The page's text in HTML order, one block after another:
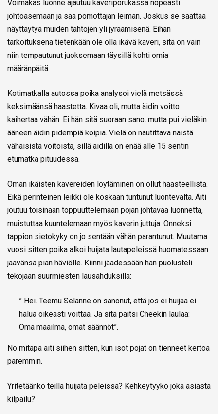
Voimakas luonne ajautuu kaveriporukassa nopeasti
johtoasemaan ja saa pomottajan leiman. Joskus se saattaa
näyttäytyä muiden tahtojen yli jyräämisenä. Eihän
tarkoituksena tietenkään ole olla ikävä kaveri, sitä on vain
niin tempautunut juoksemaan täysillä kohti omia
määränpäitä.
Kotimatkalla autossa poika analysoi vielä metsässä
keksimäänsä haastetta. Kivaa oli, mutta äidin voitto
kaihertaa vähän. Ei hän sitä suoraan sano, mutta pui vieläkin
ääneen äidin pidempiä koipia. Vielä on nautittava näistä
vähäisistä voitoista, sillä äidillä on enää alle 15 sentin
etumatka pituudessa.
Oman ikäisten kavereiden löytäminen on ollut haasteellista.
Eikä perinteinen leikki ole koskaan tuntunut luontevalta. Äiti
joutuu toisinaan toppuuttelemaan pojan johtavaa luonnetta,
muistuttaa kuuntelemaan myös kaverin juttuja. Onneksi
tappion sietokyky on jo sentään vähän parantunut. Muutama
vuosi sitten poika alkoi huijata lautapeleissä huomatessaan
jäävänsä pian häviölle. Kiinni jäädessään hän puolusteli
tekojaan suurmiesten lausahduksilla:
” Hei, Teemu Selänne on sanonut, että jos ei huijaa ei
halua oikeasti voittaa. Ja sitä paitsi Cheekin laulaa:
Oma maailma, omat säännöt”.
No mitäpä äiti siihen sitten, kun isot pojat on tienneet kertoa
paremmin.
Yritetäänkö teillä huijata peleissä? Kehkeytyykö joka asiasta
kilpailu?